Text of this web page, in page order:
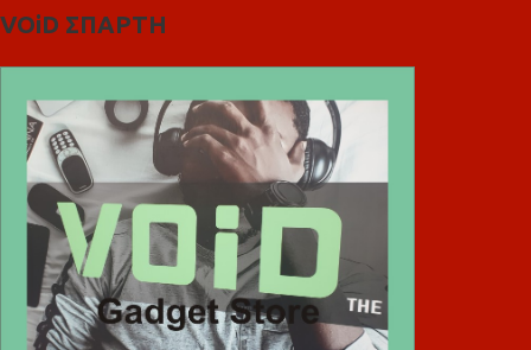
VOiD ΣΠΑΡΤΗ